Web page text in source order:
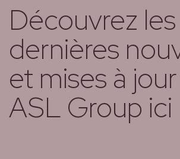
Découvrez les
dernières
et mises à
ASL Group ici